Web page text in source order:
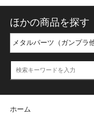
ほかの商品を探す
ホーム